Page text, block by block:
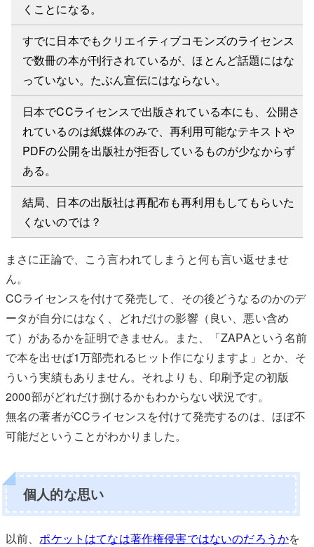
くことになる。
すでに日本でもクリエイティブコモンズのライセンス
で数冊の本が刊行されているが、ほとんど話題にはな
っていない。たぶん宣伝にはならない。
日本でCCライセンスで出版されている本にも、公開さ
れているのは紙媒体のみで、再利用可能なテキストや
PDFの公開を出版社が拒否しているものが少なからず
ある。
結局、日本の出版社は再配布も再利用もしてもらいた
くないのでは？
まさに正論で、こう言われてしまうと何も言い返せませ
ん。
CCライセンスを付けて発売して、その後どうなるのかのデ
ータが自分にはなく、どれだけの影響（良い、悪い含め
て）があるかを証明できません。また、「ZAPAという名前
で本を出せば1万部売れるヒット作になりますよ」とか、そ
ういう実績もありません。それよりも、印刷予定の初版
2000部がどれだけ捌けるかもわからない状況です。
無名の著者がCCライセンスを付けて発売するのは、ほぼ不
可能だということがわかりました。
個人的な思い
以前、ポケットはてなは著作権侵害ではないのだろうかを